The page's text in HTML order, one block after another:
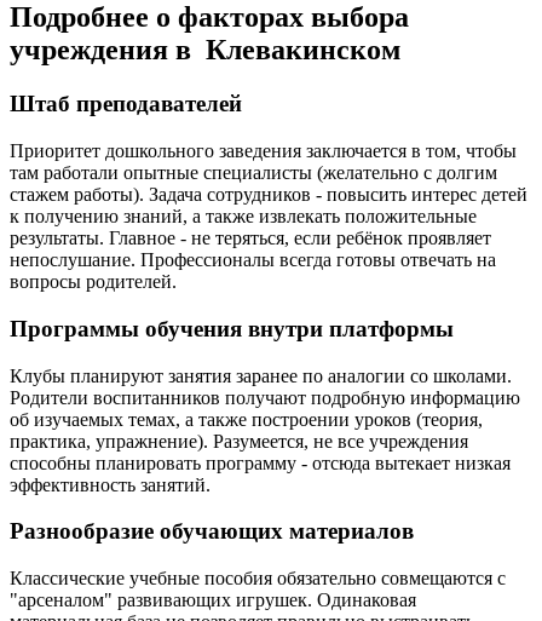
Подробнее о факторах выбора
учреждения в Клевакинском
Штаб преподавателей
Приоритет дошкольного заведения заключается в том, чтобы
там работали опытные специалисты (желательно с долгим
стажем работы). Задача сотрудников - повысить интерес детей
к получению знаний, а также извлекать положительные
результаты. Главное - не теряться, если ребёнок проявляет
непослушание. Профессионалы всегда готовы отвечать на
вопросы родителей.
Программы обучения внутри платформы
Клубы планируют занятия заранее по аналогии со школами.
Родители воспитанников получают подробную информацию
об изучаемых темах, а также построении уроков (теория,
практика, упражнение). Разумеется, не все учреждения
способны планировать программу - отсюда вытекает низкая
эффективность занятий.
Разнообразие обучающих материалов
Классические учебные пособия обязательно совмещаются с
"арсеналом" развивающих игрушек. Одинаковая